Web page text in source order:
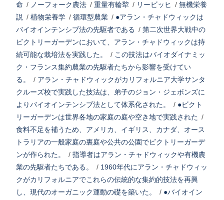
命 / ノーフォーク農法 / 重量有輪犂 / リービッヒ / 無機栄養
説 / 植物栄養学 / 循環型農業 / ●アラン・チャドウィックは
バイオインテンシブ法の先駆者である / 第二次世界大戦中の
ビクトリーガーデンにおいて、アラン・チャドウィックは持
続可能な栽培法を実践した。
/ この技法はバイオダイナミッ
ク・フランス集約農業の先駆者たちから影響を受けてい
る。
/ アラン・チャドウィックがカリフォルニア大学サンタ
クルーズ校で実践した技法は、弟子のジョン・ジェボンズに
よりバイオインテンシブ法として体系化された。
/ ●ビクト
リーガーデンは世界各地の家庭の庭や空き地で実践された /
食料不足を補うため、アメリカ、イギリス、カナダ、オース
トラリアの一般家庭の裏庭や公共の公園でビクトリーガーデ
ンが作られた。
/ 指導者はアラン・チャドウィックや有機農
業の先駆者たちである。
/ 1960年代にアラン・チャドウィッ
クがカリフォルニアでこれらの伝統的な集約的技法を再興
し、現代のオーガニック運動の礎を築いた。
/ ●バイオイン